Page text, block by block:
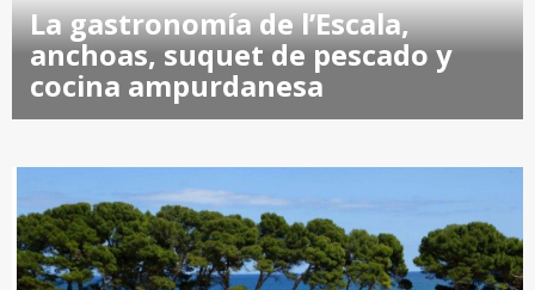
La gastronomía de l’Escala,
anchoas, suquet de pescado y
cocina ampurdanesa